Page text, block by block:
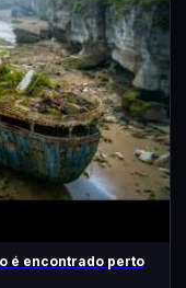
é encontrado perto